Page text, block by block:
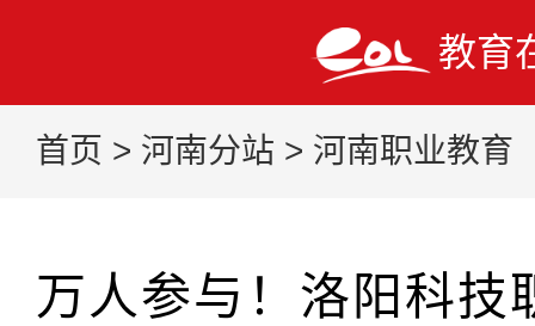
教育
首页 > 河南分站 > 河南职业教育
万人参与！洛阳科技